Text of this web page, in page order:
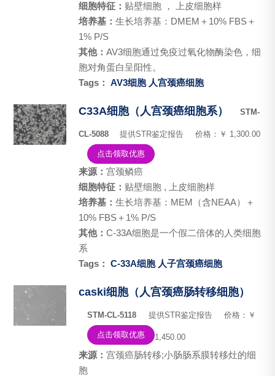
细胞特征： 贴壁细胞 ， 上皮细胞样
培养基： 生长培养基：DMEM＋10% FBS＋
1% P/S
其他： AV3细胞通过免疫过氧化物酶染色，细
胞对角蛋白呈阳性。
Tags： AV3细胞 人宫颈癌细胞
C33A细胞（人宫颈癌细胞系） STM-
CL-5088 提供STR鉴定报告 价格：￥ 1,300.00
点击领取优惠
来源： 宫颈鳞癌
细胞特征： 贴壁细胞 , 上皮细胞样
培养基： 生长培养基：MEM（含NEAA）＋
10% FBS＋1% P/S
其他： C-33A细胞是一个假二倍体的人类细胞
系
Tags： C-33A细胞 人子宫颈癌细胞
caski细胞（人宫颈癌肠转移细胞）
STM-CL-5118 提供STR鉴定报告 价格：￥
1,450.00
点击领取优惠
来源： 宫颈癌肠转移;小肠肠系膜转移灶的细
胞